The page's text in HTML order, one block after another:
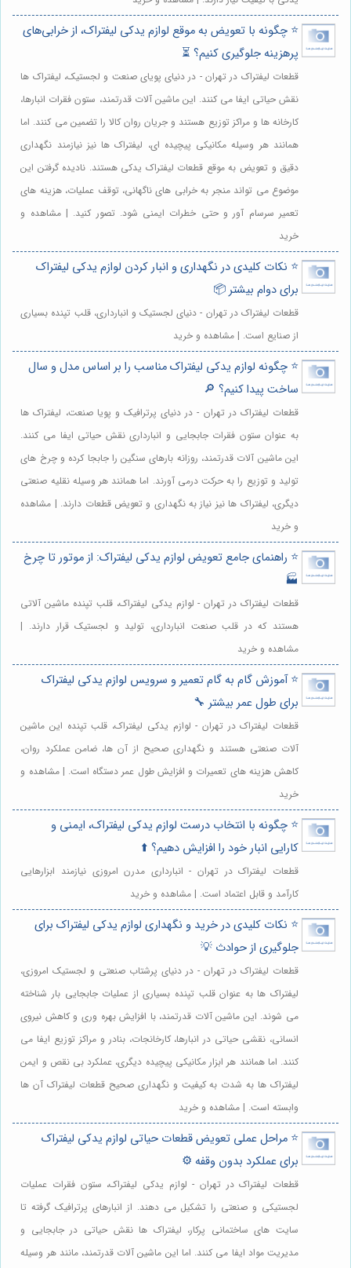
⭐️ چگونه با تعویض به موقع لوازم یدکی لیفتراک، از خرابی‌های
پرهزینه جلوگیری کنیم؟ ⏳
قطعات لیفتراک در تهران - در دنیای پویای صنعت و لجستیک، لیفتراک ها
نقش حیاتی ایفا می کنند. این ماشین آلات قدرتمند، ستون فقرات انبارها،
کارخانه ها و مراکز توزیع هستند و جریان روان کالا را تضمین می کنند. اما
همانند هر وسیله مکانیکی پیچیده ای، لیفتراک ها نیز نیازمند نگهداری
دقیق و تعویض به موقع قطعات لیفتراک یدکی هستند. نادیده گرفتن این
موضوع می تواند منجر به خرابی های ناگهانی، توقف عملیات، هزینه های
تعمیر سرسام آور و حتی خطرات ایمنی شود. تصور کنید. | مشاهده و
خرید
⭐️ نکات کلیدی در نگهداری و انبار کردن لوازم یدکی لیفتراک
برای دوام بیشتر 📦
قطعات لیفتراک در تهران - دنیای لجستیک و انبارداری، قلب تپنده بسیاری
از صنایع است. | مشاهده و خرید
⭐️ چگونه لوازم یدکی لیفتراک مناسب را بر اساس مدل و سال
ساخت پیدا کنیم؟ 🔎
قطعات لیفتراک در تهران - در دنیای پرترافیک و پویا صنعت، لیفتراک ها
به عنوان ستون فقرات جابجایی و انبارداری نقش حیاتی ایفا می کنند.
این ماشین آلات قدرتمند، روزانه بارهای سنگین را جابجا کرده و چرخ های
تولید و توزیع را به حرکت درمی آورند. اما همانند هر وسیله نقلیه صنعتی
دیگری، لیفتراک ها نیز نیاز به نگهداری و تعویض قطعات دارند. | مشاهده
و خرید
⭐️ راهنمای جامع تعویض لوازم یدکی لیفتراک: از موتور تا چرخ
🏭
قطعات لیفتراک در تهران - لوازم یدکی لیفتراک، قلب تپنده ماشین آلاتی
هستند که در قلب صنعت انبارداری، تولید و لجستیک قرار دارند. |
مشاهده و خرید
⭐️ آموزش گام به گام تعمیر و سرویس لوازم یدکی لیفتراک
برای طول عمر بیشتر 🔧
قطعات لیفتراک در تهران - لوازم یدکی لیفتراک، قلب تپنده این ماشین
آلات صنعتی هستند و نگهداری صحیح از آن ها، ضامن عملکرد روان،
کاهش هزینه های تعمیرات و افزایش طول عمر دستگاه است. | مشاهده و
خرید
⭐️ چگونه با انتخاب درست لوازم یدکی لیفتراک، ایمنی و
کارایی انبار خود را افزایش دهیم؟ ⬆️
قطعات لیفتراک در تهران - انبارداری مدرن امروزی نیازمند ابزارهایی
کارآمد و قابل اعتماد است. | مشاهده و خرید
⭐️ نکات کلیدی در خرید و نگهداری لوازم یدکی لیفتراک برای
جلوگیری از حوادث 💡
قطعات لیفتراک در تهران - در دنیای پرشتاب صنعتی و لجستیک امروزی،
لیفتراک ها به عنوان قلب تپنده بسیاری از عملیات جابجایی بار شناخته
می شوند. این ماشین آلات قدرتمند، با افزایش بهره وری و کاهش نیروی
انسانی، نقشی حیاتی در انبارها، کارخانجات، بنادر و مراکز توزیع ایفا می
کنند. اما همانند هر ابزار مکانیکی پیچیده دیگری، عملکرد بی نقص و ایمن
لیفتراک ها به شدت به کیفیت و نگهداری صحیح قطعات لیفتراک آن ها
وابسته است. | مشاهده و خرید
⭐️ مراحل عملی تعویض قطعات حیاتی لوازم یدکی لیفتراک
برای عملکرد بدون وقفه ⚙️
قطعات لیفتراک در تهران - لوازم یدکی لیفتراک، ستون فقرات عملیات
لجستیکی و صنعتی را تشکیل می دهند. از انبارهای پرترافیک گرفته تا
سایت های ساختمانی پرکار، لیفتراک ها نقش حیاتی در جابجایی و
مدیریت مواد ایفا می کنند. اما این ماشین آلات قدرتمند، مانند هر وسیله